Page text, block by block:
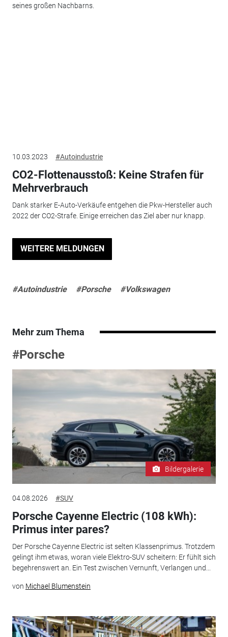
seines großen Nachbarns.
10.03.2023 #Autoindustrie
CO2-Flottenausstoß: Keine Strafen für
Mehrverbrauch
Dank starker E-Auto-Verkäufe entgehen die Pkw-Hersteller auch
2022 der CO2-Strafe. Einige erreichen das Ziel aber nur knapp.
WEITERE MELDUNGEN
#Autoindustrie #Porsche #Volkswagen
Mehr zum Thema
#Porsche
Bildergalerie
04.08.2026 #SUV
Porsche Cayenne Electric (108 kWh):
Primus inter pares?
Der Porsche Cayenne Electric ist selten Klassenprimus. Trotzdem
gelingt ihm etwas, woran viele Elektro-SUV scheitern: Er fühlt sich
begehrenswert an. Ein Test zwischen Vernunft, Verlangen und...
von Michael Blumenstein